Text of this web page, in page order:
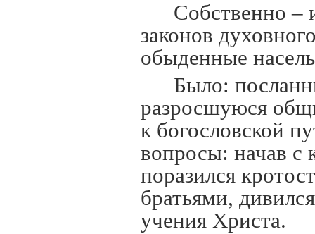
Собственно –
законов
обыденные
Было:
разросшуюся
к богословской
вопросы: начав с
поразился
братьями,
учения Христа.